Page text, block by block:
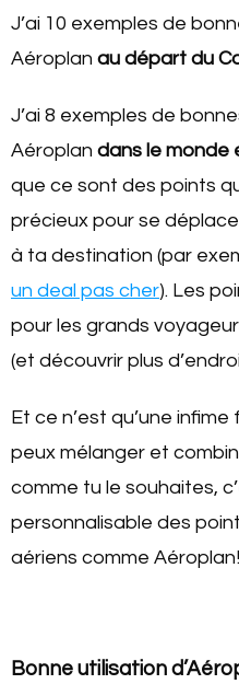
J’ai 10 exemples de
Aéroplan au départ du
J’ai 8 exemples de
Aéroplan dans le monde
que ce sont des points
précieux pour se
à ta destination (par
un deal pas cher). Les
pour les grands
(et découvrir plus
Et ce n’est qu’une
peux mélanger et
comme tu le souhaites,
personnalisable des
aériens comme Aéroplan!
Bonne utilisation